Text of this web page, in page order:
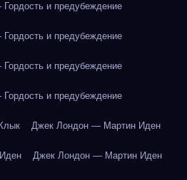
и предубеждение
и предубеждение
и предубеждение
и предубеждение
Джек Лондон — Мартин Иден
Джек Лондон — Мартин Иден